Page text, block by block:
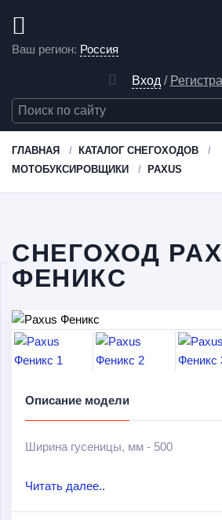
Ваш регион: Россия
Вход /
ГЛАВНАЯ
КАТАЛОГ СНЕГОХОДОВ
МОТОБУКСИРОВЩИКИ
PAXUS
СНЕГОХОД
ФЕНИКС
Описание модели
Ширина гусеницы, мм - 500
Тип двигателя - четырехтактный,
Читать далее..